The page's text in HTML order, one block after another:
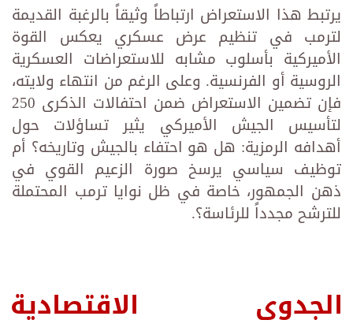
يرتبط هذا الاستعراض ارتباطاً وثيقاً بالرغبة القديمة
لترمب في تنظيم عرض عسكري يعكس القوة
الأميركية بأسلوب مشابه للاستعراضات العسكرية
الروسية أو الفرنسية. وعلى الرغم من انتهاء ولايته،
فإن تضمين الاستعراض ضمن احتفالات الذكرى 250
لتأسيس الجيش الأميركي يثير تساؤلات حول
أهدافه الرمزية: هل هو احتفاء بالجيش وتاريخه؟ أم
توظيف سياسي يرسخ صورة الزعيم القوي في
ذهن الجمهور، خاصة في ظل نوايا ترمب المحتملة
للترشح مجدداً للرئاسة؟.
الجدوى الاقتصادية